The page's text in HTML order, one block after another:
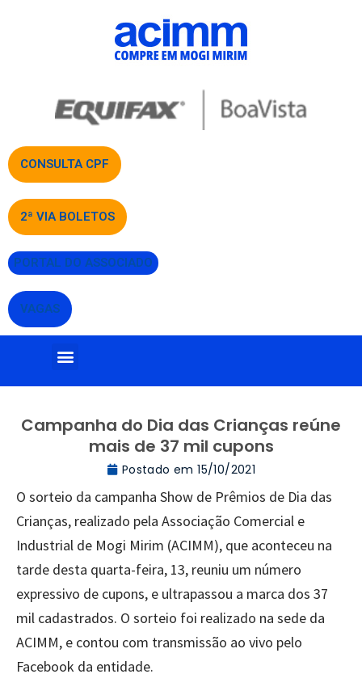
CONSULTA CPF
2ª VIA BOLETOS
PORTAL DO ASSOCIADO
VAGAS
Campanha do Dia das Crianças reúne
mais de 37 mil cupons
Postado em15/10/2021
O sorteio da campanha Show de Prêmios de Dia das
Crianças, realizado pela Associação Comercial e
Industrial de Mogi Mirim (ACIMM), que aconteceu na
tarde desta quarta-feira, 13, reuniu um número
expressivo de cupons, e ultrapassou a marca dos 37
mil cadastrados. O sorteio foi realizado na sede da
ACIMM, e contou com transmissão ao vivo pelo
Facebook da entidade.